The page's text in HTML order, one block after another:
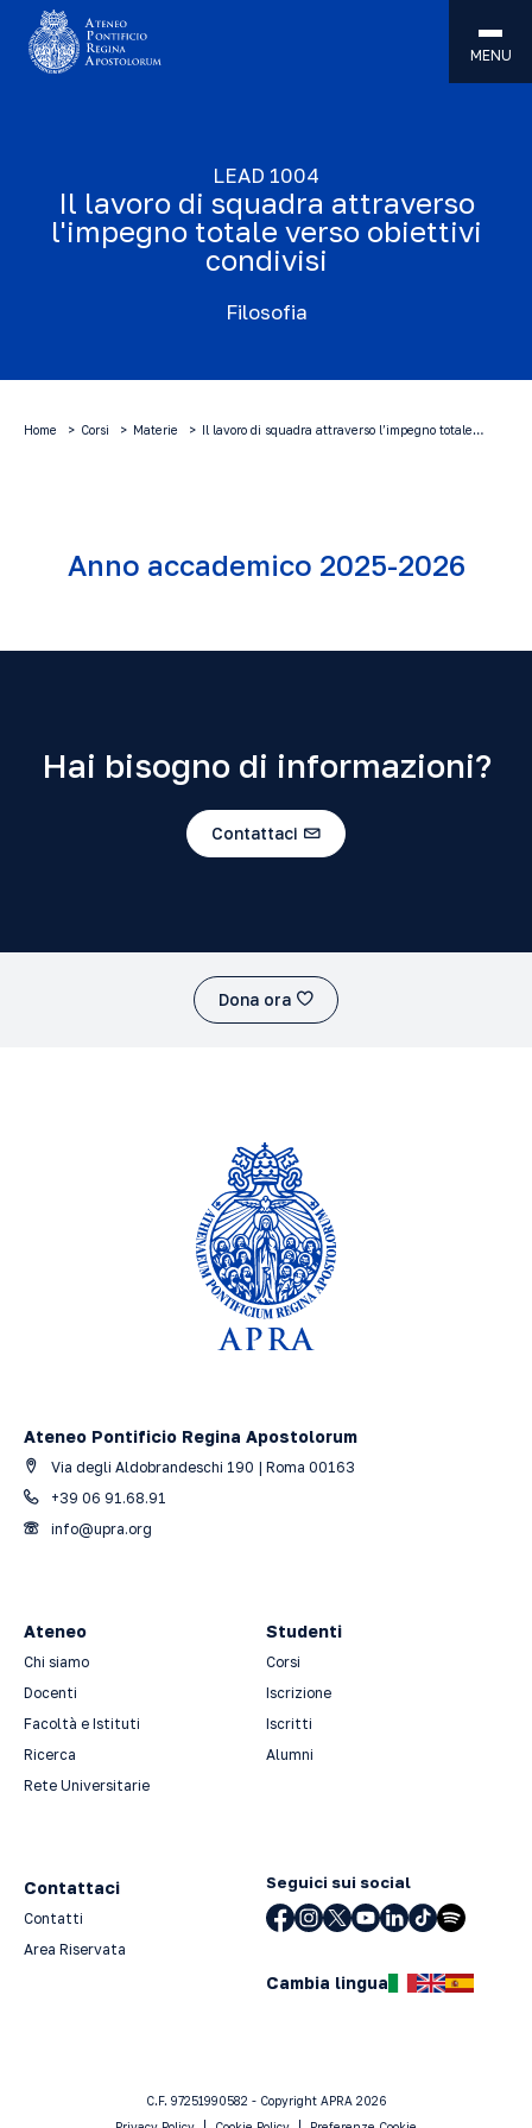
MENU
LEAD 1004
Il lavoro di squadra attraverso
l'impegno totale verso obiettivi
condivisi
Filosofia
Home Corsi Materie Il lavoro di squadra attraverso l’impegno totale…
Anno accademico 2025-2026
Hai bisogno di informazioni?
Contattaci
Dona ora
Ateneo Pontificio Regina Apostolorum
Via degli Aldobrandeschi 190 | Roma 00163
+39 06 91.68.91
info@upra.org
Ateneo
Chi siamo
Docenti
Facoltà e Istituti
Ricerca
Rete Universitarie
Studenti
Corsi
Iscrizione
Iscritti
Alumni
Contattaci
Contatti
Area Riservata
Seguici sui social
Cambia lingua
C.F. 97251990582 - Copyright APRA 2026